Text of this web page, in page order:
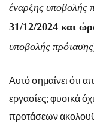
έναρξης υποβολής
31/12/2024 και
υποβολής
Αυτό σημαίνει ότι
εργασίες; φυσικά
προτάσεων